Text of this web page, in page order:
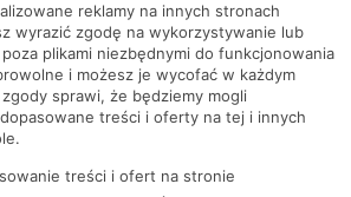
reklamy na innych stronach
wyrazić zgodę na wykorzystywanie lub
plikami niezbędnymi do funkcjonowania
i możesz je wycofać w każdym
sprawi, że będziemy mogli
treści i oferty na tej i innych
treści i ofert na stronie